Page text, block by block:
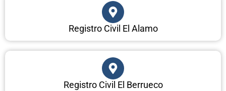
Registro Civil El Alamo
Registro Civil El Berrueco